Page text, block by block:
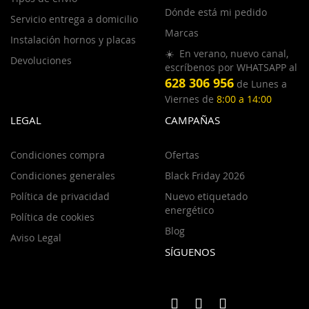
Servicio entrega a domicilio
Instalación hornos y placas
Devoluciones
Dónde está mi pedido
Marcas
☀️ En verano, nuevo canal,
escríbenos por WHATSAPP al
628 306 956 de Lunes a
Viernes de 8:00 a 14:00
LEGAL
Condiciones compra
Condiciones generales
Política de privacidad
Política de cookies
Aviso Legal
CAMPAÑAS
Ofertas
Black Friday 2026
Nuevo etiquetado
energético
Blog
SÍGUENOS